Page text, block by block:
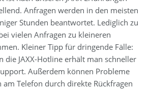
Anfragen werden in den meisten
Stunden beantwortet. Lediglich zu
vielen Anfragen zu kleineren
Kleiner Tipp für dringende Fälle:
die JAXX-Hotline erhält man schneller
Außerdem können Probleme
am Telefon durch direkte Rückfragen